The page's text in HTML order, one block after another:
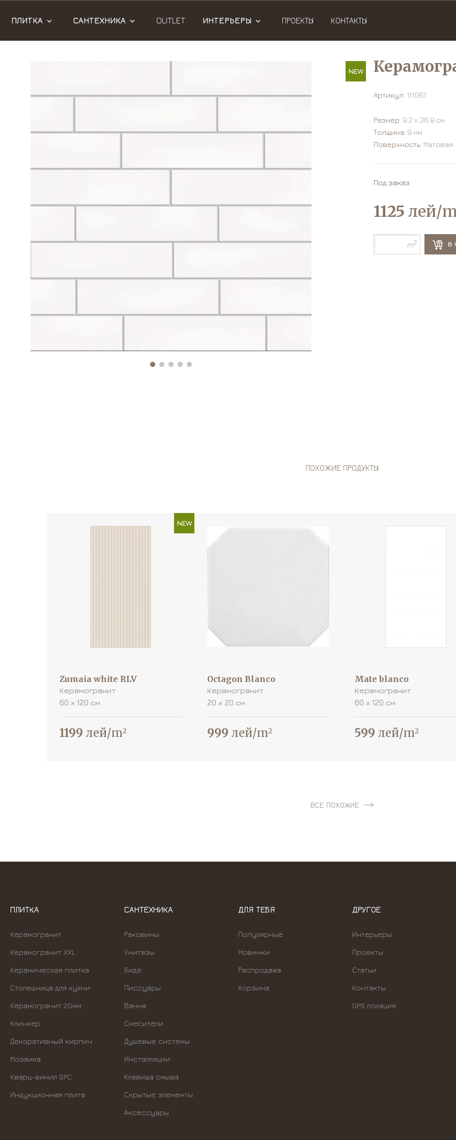
ПЛИТКА САНТЕХНИКА OUTLET ИНТЕРЬЕРЫ ПРОЕКТЫ КОНТАКТЫ
NEW
Артикул: 111061
Под заказ
1125 лей/
m2 В
Размер: 9.2 х 36.8 см
Толщина: 9 мм
Поверхность: Матовая
ПОХОЖИЕ ПРОДУКТЫ
NEW
Zumaia white RLV
Керамогранит
60 х 120 см
1199 лей/m2
Octagon Blanco
Керамогранит
20 х 20 см
999 лей/m2
Mate blanco
Керамогранит
60 х 120 см
599 лей/m2
ВСЕ ПОХОЖИЕ
ПЛИТКА
Керамогранит
Керамогранит XXL
Керамическая плитка
Столешница для кухни
Керамогранит 20мм
Клинкер
Декоративный кирпич
Мозаика
Кварц-винил SPC
Индукционная плита
САНТЕХНИКА
Раковины
Унитазы
Биде
Писсуары
Ванна
Смесители
Душевые системы
Инсталляции
Kлавиша смыва
Скрытые элементы
Аксессуары
ДЛЯ ТЕБЯ
Популярные
Новинки
Распродажа
Корзина
ДРУГОЕ
Интерьеры
Проекты
Статьи
Контакты
GPS локация